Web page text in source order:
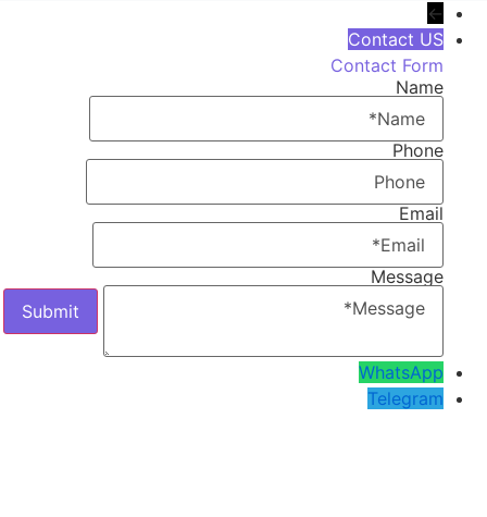
←
Contact US
Contact Form
Name
Phone
Email
Message
WhatsApp
Telegram